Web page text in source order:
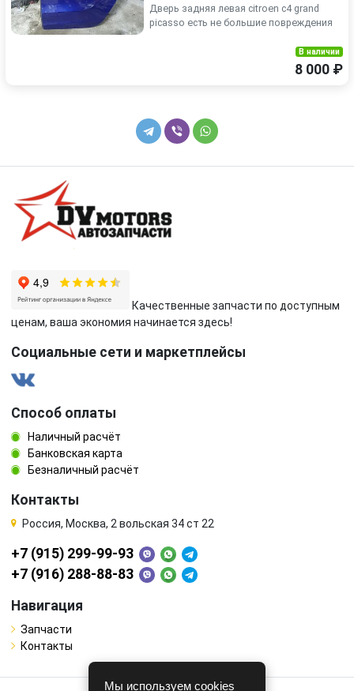
Дверь задняя левая citroen с4 grand
picasso есть не большие повреждения
В наличии
8 000 ₽
Качественные запчасти по доступным
ценам, ваша экономия начинается здесь!
Социальные сети и маркетплейсы
Способ оплаты
Наличный расчёт
Банковская карта
Безналичный расчёт
Контакты
Россия, Москва, 2 вольская 34 ст 22
+7 (915) 299-99-93
+7 (916) 288-88-83
Навигация
Запчасти
Контакты
Мы используем cookies